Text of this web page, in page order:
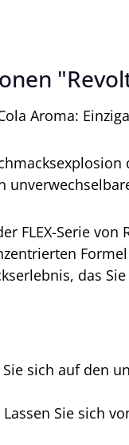
Aroma:
FLEX-Serie
das
Sie sich auf den
Sie sich